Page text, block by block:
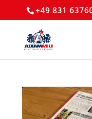
+49 831